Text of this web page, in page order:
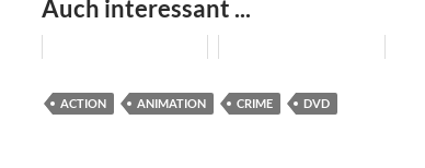
Auch interessant ...
ACTION ANIMATION CRIME DVD